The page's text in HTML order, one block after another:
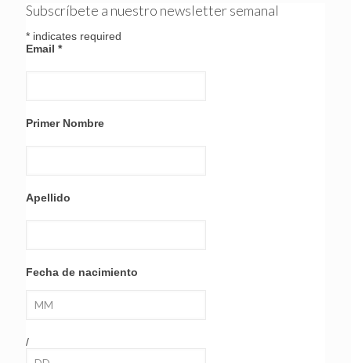
Subscríbete a nuestro newsletter semanal
* indicates required
Email *
Primer Nombre
Apellido
Fecha de nacimiento
/